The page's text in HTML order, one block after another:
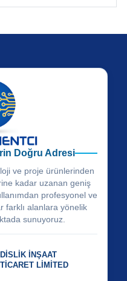
Doğru Adresi
ve proje ürünlerinden
kadar uzanan geniş
profesyonel ve
farklı alanlara yönelik
sunuyoruz.
İNŞAAT
LİMİTED